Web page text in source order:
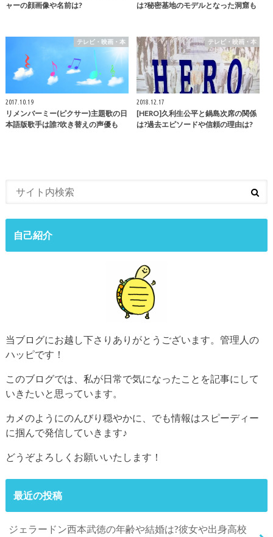
ャーの顔画像や名前は?
は?秘密基地のモデルとなった洞窟も
テレビ・映画・本
2017.10.19
リメンバーミー(ピクサー)主題歌の日
本語版歌手は誰?吹き替えの声優も
テレビ・映画・本
2018.12.17
[HERO]久利生公平と鍋島次席の関係
は?過去エピソードや信頼の理由は?
自己紹介
当ブログにお越し下さりありがとうございます。管理人の
ハッピです！
このブログでは、私が日常で気になったことを記事にして
いきたいと思っています。
カメのようにのんびり穏やかに、でも情報はスピーディー
に掴んで発信していきます♪
どうぞよろしくお願いいたします！
最近の投稿
ジェラードン西本武徳の年齢や結婚は?彼女や出身高校